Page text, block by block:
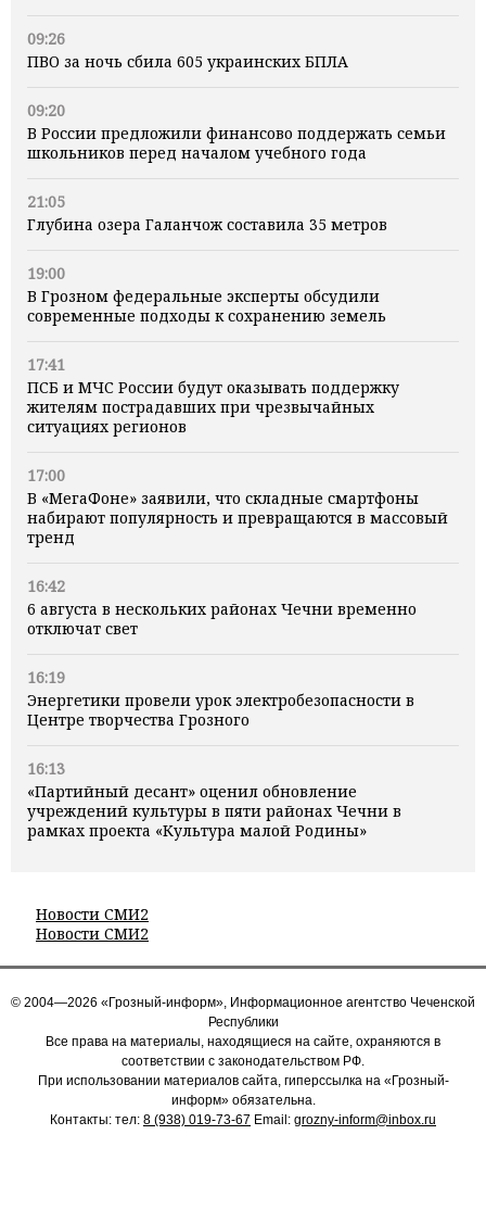
09:26
ПВО за ночь сбила 605 украинских БПЛА
09:20
В России предложили финансово поддержать семьи
школьников перед началом учебного года
21:05
Глубина озера Галанчож составила 35 метров
19:00
В Грозном федеральные эксперты обсудили
современные подходы к сохранению земель
17:41
ПСБ и МЧС России будут оказывать поддержку
жителям пострадавших при чрезвычайных
ситуациях регионов
17:00
В «МегаФоне» заявили, что складные смартфоны
набирают популярность и превращаются в массовый
тренд
16:42
6 августа в нескольких районах Чечни временно
отключат свет
16:19
Энергетики провели урок электробезопасности в
Центре творчества Грозного
16:13
«Партийный десант» оценил обновление
учреждений культуры в пяти районах Чечни в
рамках проекта «Культура малой Родины»
Новости СМИ2
Новости СМИ2
© 2004—2026 «Грозный-информ», Информационное агентство Чеченской
Республики
Все права на материалы, находящиеся на сайте, охраняются в
соответствии с законодательством РФ.
При использовании материалов сайта, гиперссылка на «Грозный-
информ» обязательна.
Контакты: тел: 8 (938) 019-73-67 Email: grozny-inform@inbox.ru